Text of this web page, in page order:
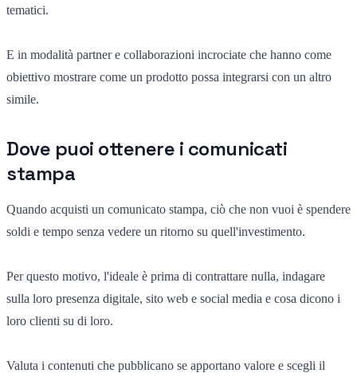
tematici.
E in modalità partner e collaborazioni incrociate che hanno come
obiettivo mostrare come un prodotto possa integrarsi con un altro
simile.
Dove puoi ottenere i comunicati
stampa
Quando acquisti un comunicato stampa, ciò che non vuoi è spendere
soldi e tempo senza vedere un ritorno su quell'investimento.
Per questo motivo, l'ideale è prima di contrattare nulla, indagare
sulla loro presenza digitale, sito web e social media e cosa dicono i
loro clienti su di loro.
Valuta i contenuti che pubblicano se apportano valore e scegli il